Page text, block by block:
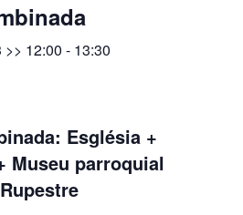
>> 12:00 - 13:30
Església +
Museu parroquial